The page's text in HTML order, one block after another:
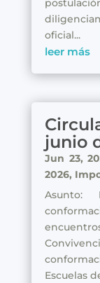
oficial...
leer más
junio
Jun 23,
2026,
Asunto:
Escuelas